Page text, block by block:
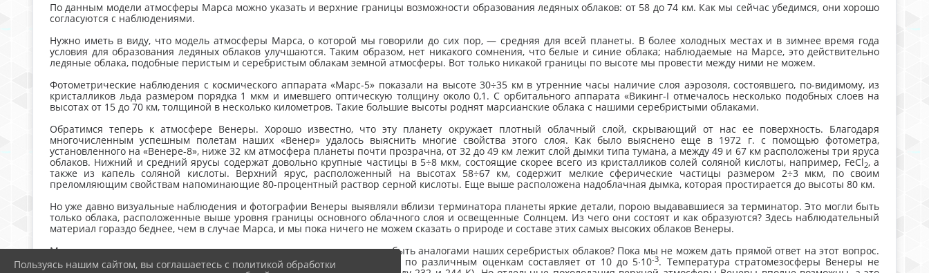
По данным модели атмосферы Марса можно указать и верхние границы возможности образования ледяных облаков: от 58 до 74 км. Как мы сейчас убедимся, они хорошо
согласуются с наблюдениями.
Нужно иметь в виду, что модель атмосферы Марса, о которой мы говорили до сих пор, — средняя для всей планеты. В более холодных местах и в зимнее время года
условия для образования ледяных облаков улучшаются. Таким образом, нет никакого сомнения, что белые и синие облака; наблюдаемые на Марсе, это действительно
ледяные облака, подобные перистым и серебристым облакам земной атмосферы. Вот только никакой границы по высоте мы провести между ними не можем.
Фотометрические наблюдения с космического аппарата «Марс-5» показали на высоте 30÷35 км в утренние часы наличие слоя аэрозоля, состоявшего, по-видимому, из
кристалликов льда размером порядка 1 мкм и имевшего оптическую толщину около 0,1. С орбитального аппарата «Викинг-I отмечалось несколько подобных слоев на
высотах от 15 до 70 км, толщиной в несколько километров. Такие большие высоты роднят марсианские облака с нашими серебристыми облаками.
Обратимся теперь к атмосфере Венеры. Хорошо известно, что эту планету окружает плотный облачный слой, скрывающий от нас ее поверхность. Благодаря
многочисленным успешным полетам наших «Венер» удалось выяснить многие свойства этого слоя. Как было выяснено еще в 1972 г. с помощью фотометра,
установленного на «Венере-8», ниже 32 км атмосфера планеты почти прозрачна, от 32 до 49 км лежит слой дымки типа тумана, а между 49 и 67 км расположены три яруса
облаков. Нижний и средний ярусы содержат довольно крупные частицы в 5÷8 мкм, состоящие скорее всего из кристалликов солей соляной кислоты, например, FeCl2, а
также из капель соляной кислоты. Верхний ярус, расположенный на высотах 58÷67 км, содержит мелкие сферические частицы размером 2÷3 мкм, по своим
преломляющим свойствам напоминающие 80-процентный раствор серной кислоты. Еще выше расположена надоблачная дымка, которая простирается до высоты 80 км.
Но уже давно визуальные наблюдения и фотографии Венеры выявляли вблизи терминатора планеты яркие детали, порою выдававшиеся за терминатор. Это могли быть
только облака, расположенные выше уровня границы основного облачного слоя и освещенные Солнцем. Из чего они состоят и как образуются? Здесь наблюдательный
материал гораздо беднее, чем в случае Марса, и мы пока ничего не можем сказать о природе и составе этих самых высоких облаков Венеры.
Могут ли они состоять из продуктов конденсации водяного пара, т. е. быть аналогами наших серебристых облаков? Пока мы не можем дать прямой ответ на этот вопрос.
Средняя удельная концентрация водяного пара в атмосфере Венеры по различным оценкам составляет от 10 до 5∙10-3. Температура стратомезосферы Венеры не
Пользуясь нашим сайтом, вы соглашаетесь с политикой обработки